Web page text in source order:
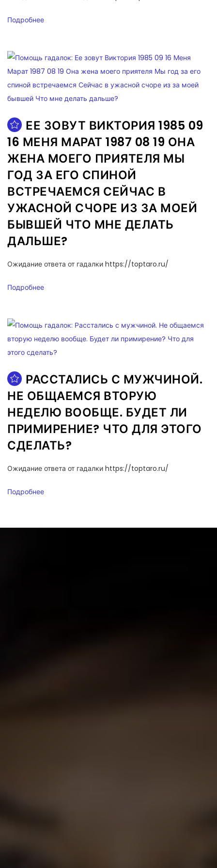
Подробнее
ЕЕ ЗОВУТ ВИКТОРИЯ 1985 09
16 МЕНЯ МАРАТ 1987 08 19 ОНА
ЖЕНА МОЕГО ПРИЯТЕЛЯ МЫ
ГОД ЗА ЕГО СПИНОЙ
ВСТРЕЧАЕМСЯ СЕЙЧАС В
УЖАСНОЙ СЧОРЕ ИЗ ЗА МОЕЙ
БЫВШЕЙ ЧТО МНЕ ДЕЛАТЬ
ДАЛЬШЕ?
Ожидание ответа от гадалки https://toptaro.ru/
Подробнее
РАССТАЛИСЬ С МУЖЧИНОЙ.
НЕ ОБЩАЕМСЯ ВТОРУЮ
НЕДЕЛЮ ВООБЩЕ. БУДЕТ ЛИ
ПРИМИРЕНИЕ? ЧТО ДЛЯ ЭТОГО
СДЕЛАТЬ?
Ожидание ответа от гадалки https://toptaro.ru/
Подробнее